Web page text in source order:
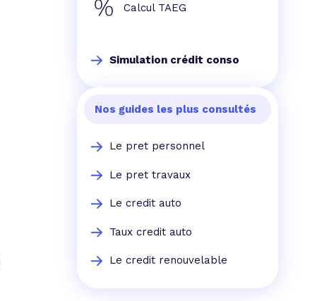
Calcul TAEG
Simulation crédit conso
Nos guides les plus consultés
Le pret personnel
Le pret travaux
Le credit auto
Taux credit auto
Le credit renouvelable